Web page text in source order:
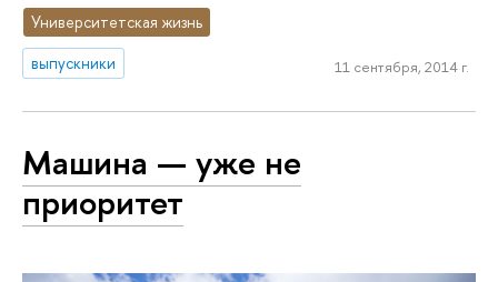
Университетская жизнь
выпускники
11 сентября, 2014 г.
Машина — уже не
приоритет